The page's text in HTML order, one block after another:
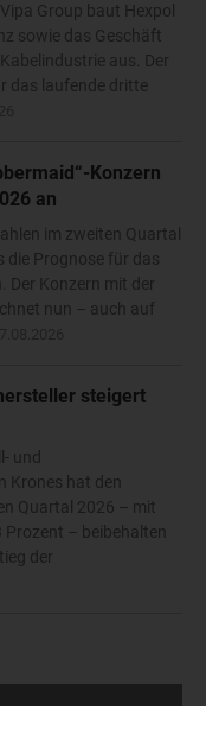
Group baut Hexpol
sowie das Geschäft
aus. Der
das laufende dritte
Konzern
an
im zweiten Quartal
die Prognose für das
Der Konzern mit der
nun – auch auf
steigert
und
Krones hat den
Quartal 2026 – mit
– beibehalten
der